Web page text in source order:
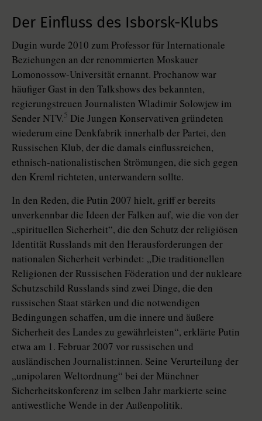
Der Einfluss des Isborsk-Klubs
Dugin wurde 2010 zum Professor für Internationale
Beziehungen an der renommierten Moskauer
Lomonossow-Universität ernannt. Prochanow war
häufiger Gast in den Talkshows des bekannten,
regierungstreuen Journalisten Wladimir Solowjew im
Sender NTV.5 Die Jungen Konservativen gründeten
wiederum eine Denkfabrik innerhalb der Partei, den
Russischen Klub, der die damals einflussreichen,
ethnisch-nationalistischen Strömungen, die sich gegen
den Kreml richteten, unterwandern sollte.
In den Reden, die Putin 2007 hielt, griff er bereits
unverkennbar die Ideen der Falken auf, wie die von der
„spirituellen Sicherheit“, die den Schutz der religiösen
Identität Russlands mit den Herausforderungen der
nationalen Sicherheit verbindet: „Die traditionellen
Religionen der Russischen Föderation und der nukleare
Schutzschild Russlands sind zwei Dinge, die den
russischen Staat stärken und die notwendigen
Bedingungen schaffen, um die innere und äußere
Sicherheit des Landes zu gewährleisten“, erklärte Putin
etwa am 1. Februar 2007 vor russischen und
ausländischen Journalist:innen. Seine Verurteilung der
„unipolaren Weltordnung“ bei der Münchner
Sicherheitskonferenz im selben Jahr markierte seine
antiwestliche Wende in der Außenpolitik.